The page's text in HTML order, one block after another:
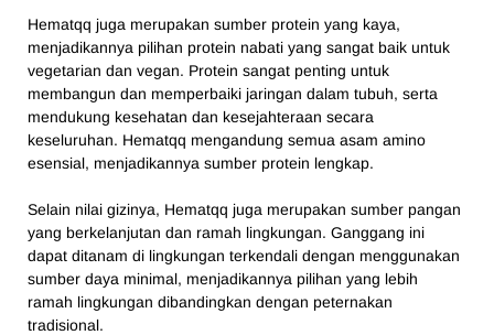
Hematqq juga merupakan sumber protein yang kaya,
menjadikannya pilihan protein nabati yang sangat baik untuk
vegetarian dan vegan. Protein sangat penting untuk
membangun dan memperbaiki jaringan dalam tubuh, serta
mendukung kesehatan dan kesejahteraan secara
keseluruhan. Hematqq mengandung semua asam amino
esensial, menjadikannya sumber protein lengkap.
Selain nilai gizinya, Hematqq juga merupakan sumber pangan
yang berkelanjutan dan ramah lingkungan. Ganggang ini
dapat ditanam di lingkungan terkendali dengan menggunakan
sumber daya minimal, menjadikannya pilihan yang lebih
ramah lingkungan dibandingkan dengan peternakan
tradisional.